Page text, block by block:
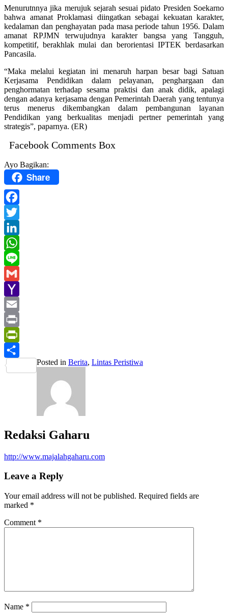
Menurutnnya jika merujuk sejarah sesuai pidato Presiden Soekarno
bahwa amanat Proklamasi diingatkan sebagai kekuatan karakter,
kedalaman dan penghayatan pada masa periode tahun 1956. Dalam
amanat RPJMN terwujudnya karakter bangsa yang Tangguh,
kompetitif, berakhlak mulai dan berorientasi IPTEK berdasarkan
Pancasila.
“Maka melalui kegiatan ini menaruh harpan besar bagi Satuan
Kerjasama Pendidikan dalam pelayanan, penghargaan dan
penghormatan terhadap sesama praktisi dan anak didik, apalagi
dengan adanya kerjasama dengan Pemerintah Daerah yang tentunya
terus menerus dikembangkan dalam pembangunan layanan
Pendidikan yang berkualitas menjadi pertner pemerintah yang
strategis”, paparnya. (ER)
Facebook Comments Box
Ayo Bagikan:
Share
Facebook
Twitter
LinkedIn
WhatsApp
Line
Gmail
Yahoo
Mail
Email
Print
PrintFriendly
Share
Posted in Berita, Lintas Peristiwa
Redaksi Gaharu
http://www.majalahgaharu.com
Leave a Reply
Your email address will not be published. Required fields are
marked *
Comment *
Name *